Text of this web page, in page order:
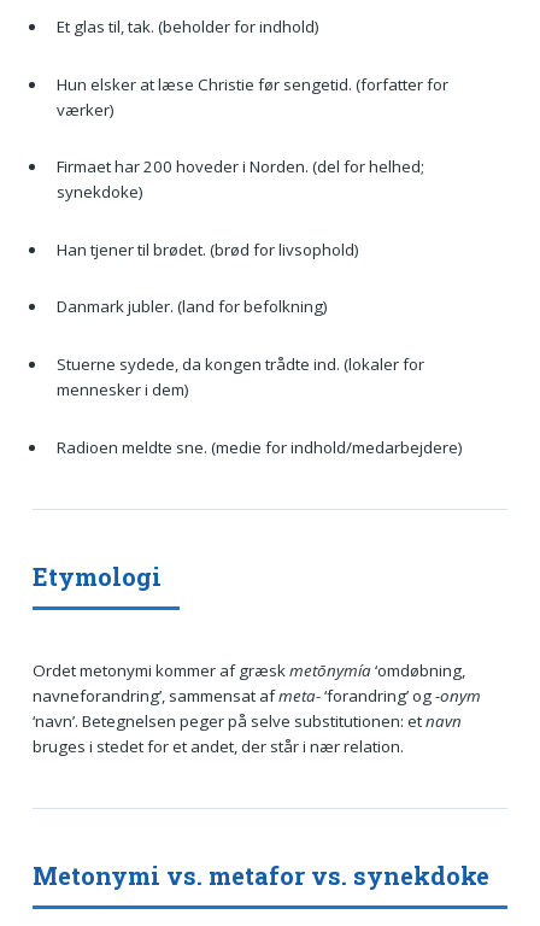
Et glas til, tak. (beholder for indhold)
Hun elsker at læse Christie før sengetid. (forfatter for
værker)
Firmaet har 200 hoveder i Norden. (del for helhed;
synekdoke)
Han tjener til brødet. (brød for livsophold)
Danmark jubler. (land for befolkning)
Stuerne sydede, da kongen trådte ind. (lokaler for
mennesker i dem)
Radioen meldte sne. (medie for indhold/medarbejdere)
Etymologi
Ordet metonymi kommer af græskmetōnymía‘omdøbning,
navneforandring’, sammensat afmeta-‘forandring’ og-onym
‘navn’. Betegnelsen peger på selve substitutionen: etnavn
bruges i stedet for et andet, der står i nær relation.
Metonymi vs. metafor vs. synekdoke